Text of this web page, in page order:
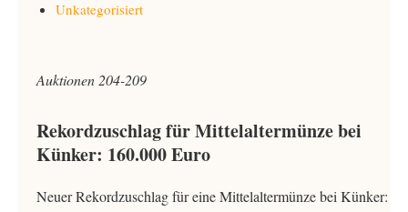
Unkategorisiert
Auktionen 204-209
Rekordzuschlag für Mittelaltermünze bei
Künker: 160.000 Euro
Neuer Rekordzuschlag für eine Mittelaltermünze bei Künker: